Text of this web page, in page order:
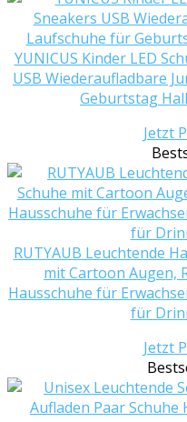
YUNICUS Kinder LED
USB Wiederaufladbare
Geburtstag
Jetzt
RUTYAUB Leuchtende
mit Cartoon Augen,
Hausschuhe für
für
Jetzt